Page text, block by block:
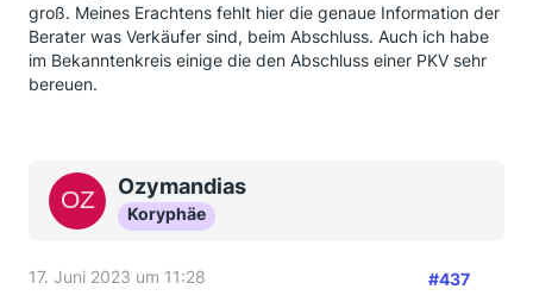
groß. Meines Erachtens fehlt hier die genaue Information der
Berater was Verkäufer sind, beim Abschluss. Auch ich habe
im Bekanntenkreis einige die den Abschluss einer PKV sehr
bereuen.
Ozymandias
Koryphäe
17. Juni 2023 um 11:28 #437